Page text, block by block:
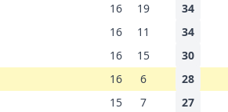
16 19 34
16 11 34
16 15 30
16 6 28
15 7 27